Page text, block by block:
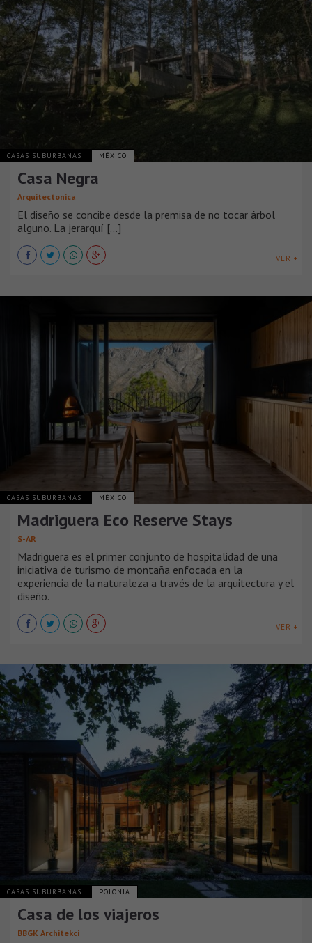
CASAS SUBURBANAS MÉXICO
Casa Negra
Arquitectonica
El diseño se concibe desde la premisa de no tocar árbol
alguno. La jerarquí [...]
VER +
CASAS SUBURBANAS MÉXICO
Madriguera Eco Reserve Stays
S-AR
Madriguera es el primer conjunto de hospitalidad de una
iniciativa de turismo de montaña enfocada en la
experiencia de la naturaleza a través de la arquitectura y el
diseño.
VER +
CASAS SUBURBANAS POLONIA
Casa de los viajeros
BBGK Architekci